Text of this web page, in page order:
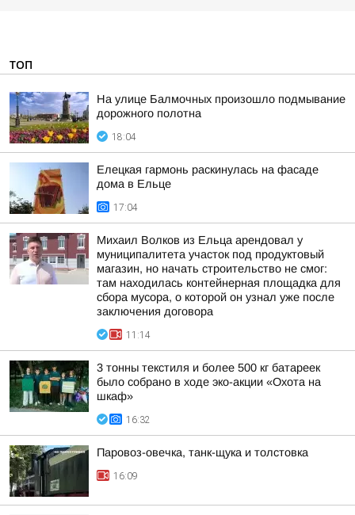
ТОП
На улице Балмочных произошло подмывание
дорожного полотна
18:04
Елецкая гармонь раскинулась на фасаде
дома в Ельце
17:04
Михаил Волков из Ельца арендовал у
муниципалитета участок под продуктовый
магазин, но начать строительство не смог:
там находилась контейнерная площадка для
сбора мусора, о которой он узнал уже после
заключения договора
11:14
3 тонны текстиля и более 500 кг батареек
было собрано в ходе эко-акции «Охота на
шкаф»
16:32
Паровоз-овечка, танк-щука и толстовка
16:09